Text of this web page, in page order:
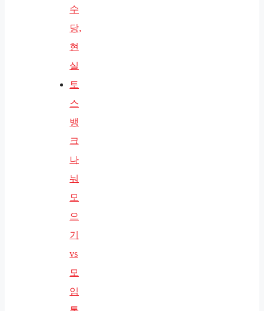
수
당,
현
실
토
스
뱅
크
나
눠
모
으
기
vs
모
임